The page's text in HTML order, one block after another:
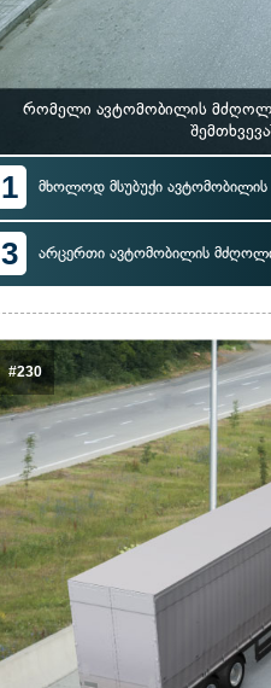
რომელი ავტომობილის მძღოლი
1 მხოლოდ მსუბუქი
3 არცერთი ავტომობილის
#230